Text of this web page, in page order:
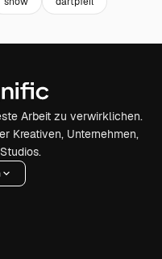
Arbeit zu verwirklichen.
Kreativen, Unternehmen,